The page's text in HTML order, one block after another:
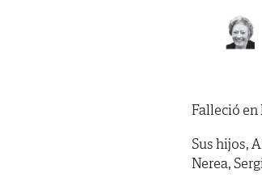
Falleció en
Sus hijos,
Nerea,